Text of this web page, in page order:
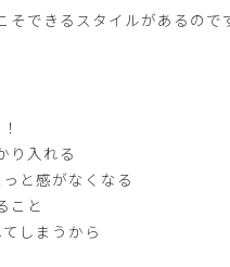
そできるスタイルがあるので
り入れる
と感がなくなる
こと
しまうから